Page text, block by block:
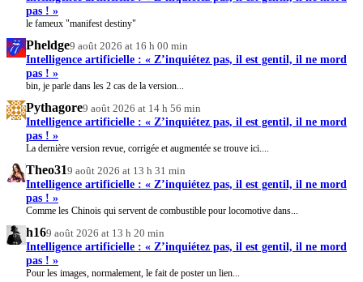
pas ! »
le fameux "manifest destiny"
Pheldge9 août 2026 at 16 h 00 min
Intelligence artificielle : « Z’inquiétez pas, il est gentil, il ne mord
pas ! »
bin, je parle dans les 2 cas de la version...
Pythagore9 août 2026 at 14 h 56 min
Intelligence artificielle : « Z’inquiétez pas, il est gentil, il ne mord
pas ! »
La dernière version revue, corrigée et augmentée se trouve ici....
Theo319 août 2026 at 13 h 31 min
Intelligence artificielle : « Z’inquiétez pas, il est gentil, il ne mord
pas ! »
Comme les Chinois qui servent de combustible pour locomotive dans...
h169 août 2026 at 13 h 20 min
Intelligence artificielle : « Z’inquiétez pas, il est gentil, il ne mord
pas ! »
Pour les images, normalement, le fait de poster un lien...